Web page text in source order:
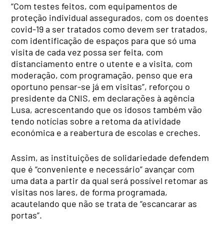
“Com testes feitos, com equipamentos de
proteção individual assegurados, com os doentes
covid-19 a ser tratados como devem ser tratados,
com identificação de espaços para que só uma
visita de cada vez possa ser feita, com
distanciamento entre o utente e a visita, com
moderação, com programação, penso que era
oportuno pensar-se já em visitas”, reforçou o
presidente da CNIS, em declarações à agência
Lusa, acrescentando que os idosos também vão
tendo notícias sobre a retoma da atividade
económica e a reabertura de escolas e creches.
Assim, as instituições de solidariedade defendem
que é “conveniente e necessário” avançar com
uma data a partir da qual será possível retomar as
visitas nos lares, de forma programada,
acautelando que não se trata de “escancarar as
portas”.